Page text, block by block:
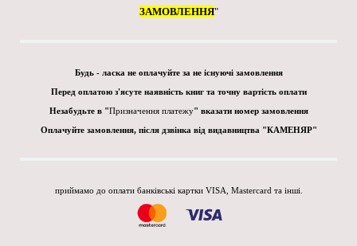
ЗАМОВЛЕННЯ"
Будь - ласка не оплачуйте за не існуючі замовлення
Перед оплатою з'ясуте наявність книг та точну вартість оплати
Незабудьте в "Призначення платежу" вказати номер замовлення
Оплачуйте замовлення, після дзвінка від видавництва "КАМЕНЯР"
приймамо до оплати банківські картки VISA, Mastercard та інші.